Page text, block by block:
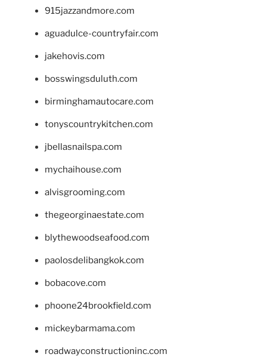
915jazzandmore.com
aguadulce-countryfair.com
jakehovis.com
bosswingsduluth.com
birminghamautocare.com
tonyscountrykitchen.com
jbellasnailspa.com
mychaihouse.com
alvisgrooming.com
thegeorginaestate.com
blythewoodseafood.com
paolosdelibangkok.com
bobacove.com
phoone24brookfield.com
mickeybarmama.com
roadwayconstructioninc.com